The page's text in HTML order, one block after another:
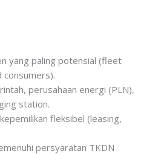
yang paling potensial (fleet
perusahaan energi (PLN),
station.
fleksibel (leasing,
persyaratan TKDN